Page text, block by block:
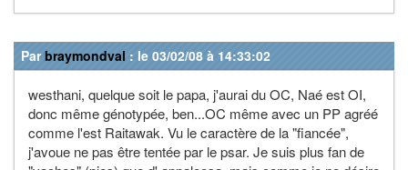
Parbraymondval : le 03/02/08 à 14:33:02
westhani, quelque soit le papa, j'aurai du OC, Naé est OI,
donc même génotypée, ben...OC même avec un PP agréé
comme l'est Raitawak. Vu le caractère de la "fiancée",
j'avoue ne pas être tentée par le psar. Je suis plus fan de